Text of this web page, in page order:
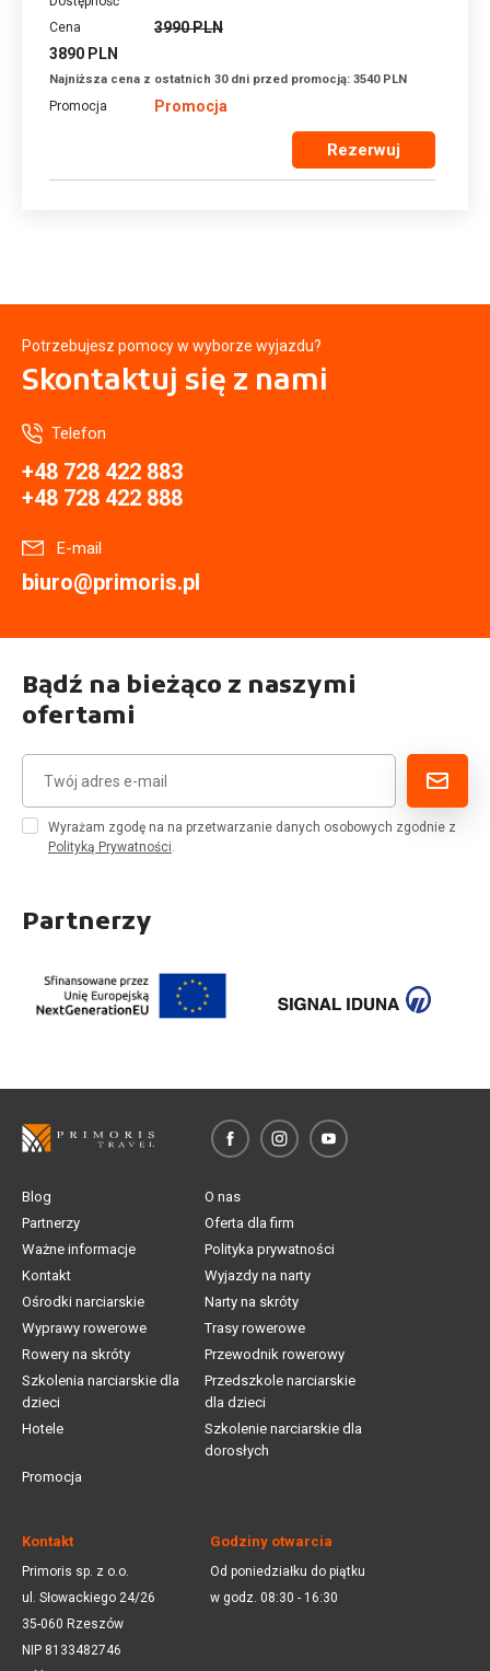
3990 PLN
3890 PLN
Najniższa cena z ostatnich 30 dni przed promocją: 3540 PLN
Promocja
Rezerwuj
Potrzebujesz pomocy w wyborze wyjazdu?
Skontaktuj się z nami
Telefon
+48 728 422 883
+48 728 422 888
E-mail
biuro@primoris.pl
Bądź na bieżąco z naszymi
ofertami
Wyrażam zgodę na na przetwarzanie danych osobowych zgodnie z
Polityką Prywatności.
Partnerzy
Blog
O nas
Partnerzy
Oferta dla firm
Ważne informacje
Polityka prywatności
Kontakt
Wyjazdy na narty
Ośrodki narciarskie
Narty na skróty
Wyprawy rowerowe
Trasy rowerowe
Rowery na skróty
Przewodnik rowerowy
Szkolenia narciarskie dla
dzieci
Przedszkole narciarskie
dla dzieci
Hotele
Szkolenie narciarskie dla
dorosłych
Promocja
Kontakt
Primoris sp. z o.o.
ul. Słowackiego 24/26
35-060 Rzeszów
NIP 8133482746
Godziny otwarcia
Od poniedziałku do piątku
w godz. 08:30 - 16:30